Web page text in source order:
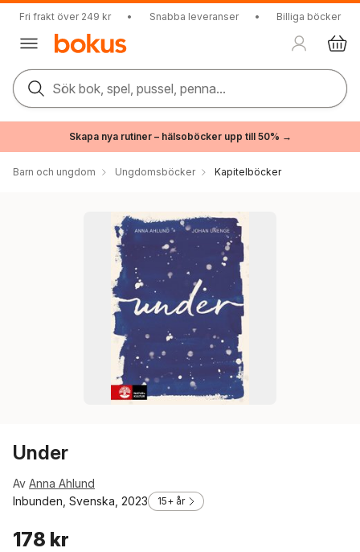
Fri frakt över 249 kr • Snabba leveranser • Billiga böcker
Sök bok, spel, pussel, penna...
Skapa nya rutiner – hälsoböcker upp till 50% →
Barn och ungdom Ungdomsböcker Kapitelböcker
Under
Av Anna Ahlund
Inbunden, Svenska, 2023
15+ år
178 kr